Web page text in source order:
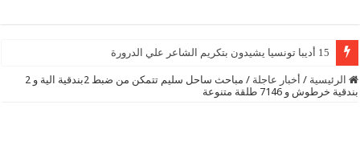
15 أديبا تونسيا يشيدون بتكريم الشاعر علي الدرورة
الرئيسية / أخبار عاجلة /
مباحث ساحل سليم تتمكن من ضبط 2بندقية الية و 2
بندقية خرطوش و 7146 طلقة متنوعة